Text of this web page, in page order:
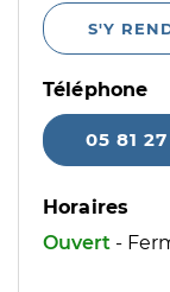
S'Y
Téléphone
05 81
Horaires
Ouvert -